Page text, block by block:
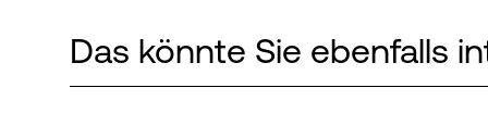
Das könnte Sie ebenfalls